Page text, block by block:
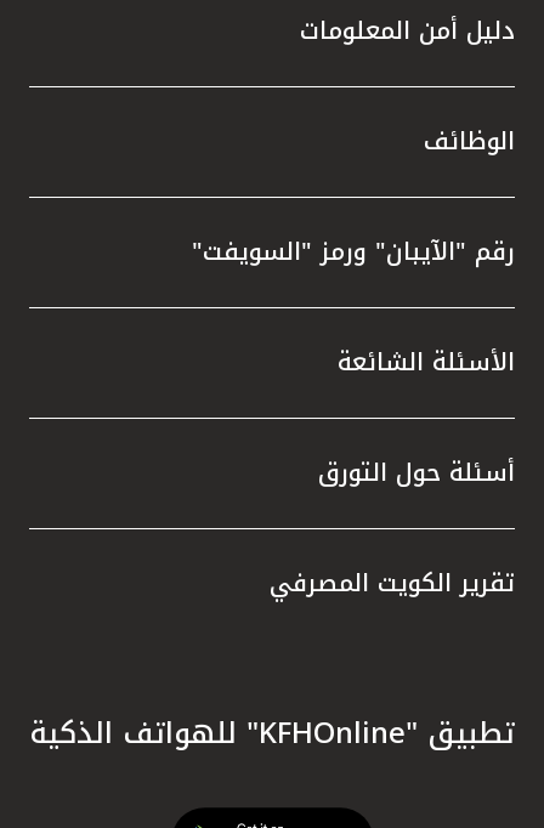
دليل أمن المعلومات
الوظائف
رقم "الآيبان" ورمز "السويفت"
الأسئلة الشائعة
أسئلة حول التورق
تقرير الكويت المصرفي
تطبيق "KFHOnline" للهواتف الذكية